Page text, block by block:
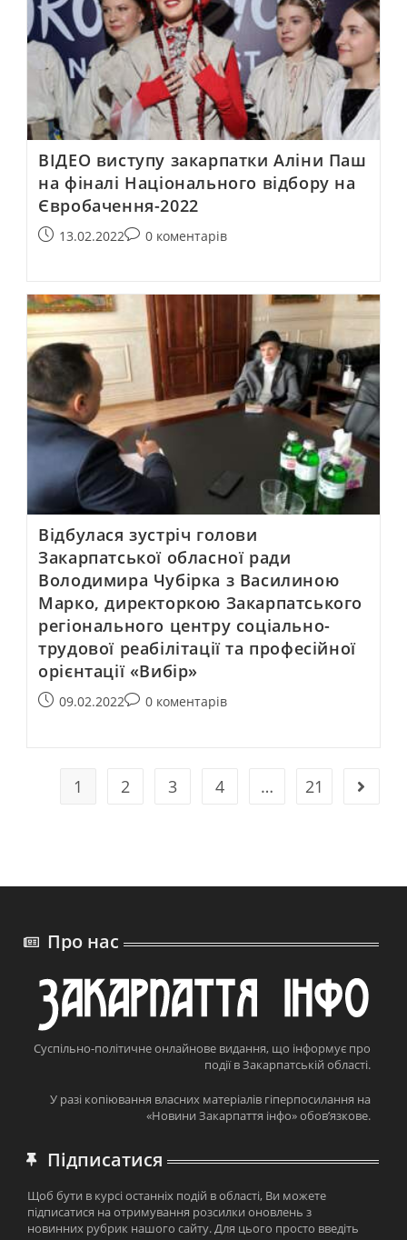
ВІДЕО виступу закарпатки Аліни Паш
на фіналі Національного відбору на
Євробачення-2022
13.02.2022 0 коментарів
Відбулася зустріч голови
Закарпатської обласної ради
Володимира Чубірка з Василиною
Марко, директоркою Закарпатського
регіонального центру соціально-
трудової реабілітації та професійної
орієнтації «Вибір»
09.02.2022 0 коментарів
1 2 3 4 … 21
Про нас
Суспільно-політичне онлайнове видання, що інформує про
події в Закарпатській області.
У разі копіювання власних матеріалів гіперпосилання на
«Новини Закарпаття інфо» обов’язкове.
Підписатися
Щоб бути в курсі останніх подій в області, Ви можете
підписатися на отримування розсилки оновлень з
новинних рубрик нашого сайту. Для цього просто введіть